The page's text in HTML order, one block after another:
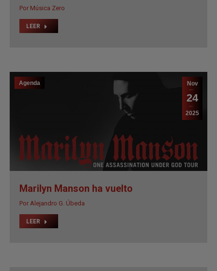
Por Música Zero
LEER
Nov
24
2025
Agenda
Marilyn Manson ha vuelto
Por Alejandro G. Úbeda
LEER